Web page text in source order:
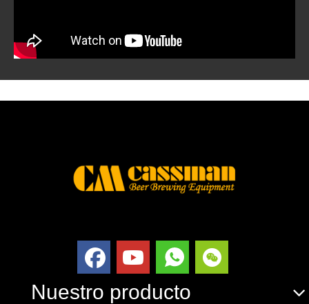
Nuestro producto